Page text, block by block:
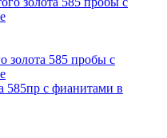
золота 585 пробы с